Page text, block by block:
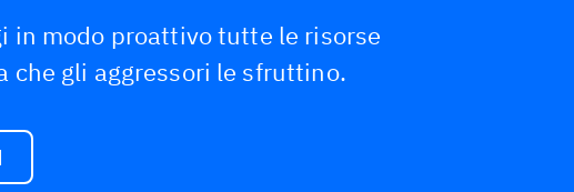
in modo proattivo tutte le risorse
che gli aggressori le sfruttino.